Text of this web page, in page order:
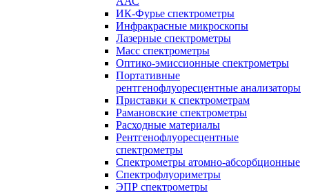
Аналитическое оборудование
Назад
Аналитическое оборудование
Спектрометры
Назад
Спектрометры
Автоматические Дозаторы
Атомно-Эмиссионные спектрометры
ВИД спектрофотометры
Дополнительное оборудование для
ААС
ИК-Фурье спектрометры
Инфракрасные микроскопы
Лазерные спектрометры